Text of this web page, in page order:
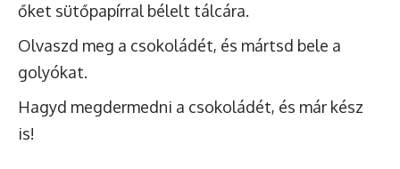
őket sütőpapírral bélelt tálcára.
Olvaszd meg a csokoládét, és mártsd bele a
golyókat.
Hagyd megdermedni a csokoládét, és már kész
is!